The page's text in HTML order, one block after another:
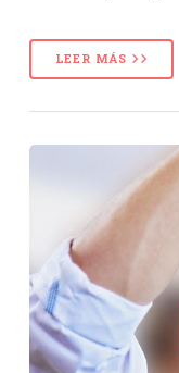
LEER MÁS